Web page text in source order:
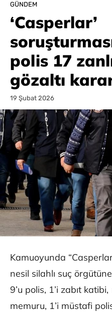
GÜNDEM
‘Casperlar’
polis 17
gözaltı
19 Şubat 2026
Kamuoyunda
nesil silahlı suç
9’u polis, 1’i zabıt
memuru, 1’i müstafi